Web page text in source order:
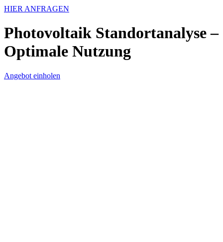
HIER ANFRAGEN
Photovoltaik Standortanalyse –
Optimale Nutzung
Angebot einholen